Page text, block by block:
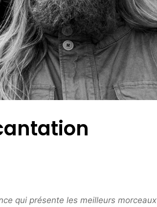
qui présente les meilleurs morceaux